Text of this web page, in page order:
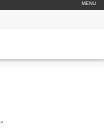
MENU